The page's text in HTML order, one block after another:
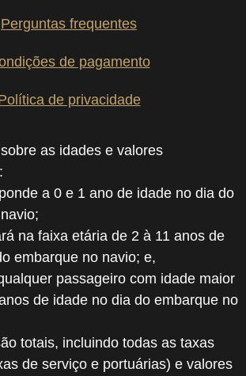
Perguntas frequentes
de pagamento
de privacidade
as idades e valores
a 0 e 1 ano de idade no dia do
na faixa etária de 2 à 11 anos de
embarque no navio; e,
passageiro com idade maior
de idade no dia do embarque no
totais, incluindo todas as taxas
de serviço e portuárias) e valores